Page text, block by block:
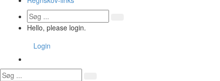
Hello, please login.
Login